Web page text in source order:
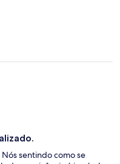
sentindo como se